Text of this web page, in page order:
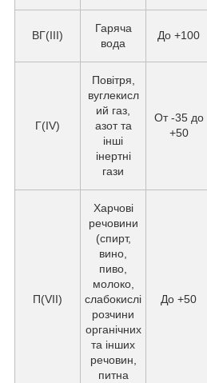
ВГ(III)
Гаряча
вода
До +100
Г(IV)
Повітря,
вуглекисл
ий газ,
азот та
інші
інертні
гази
От -35 до
+50
П(VII)
Харчові
речовини
(спирт,
вино,
пиво,
молоко,
слабокислі
розчини
органічних
та інших
речовин,
питна
До +50